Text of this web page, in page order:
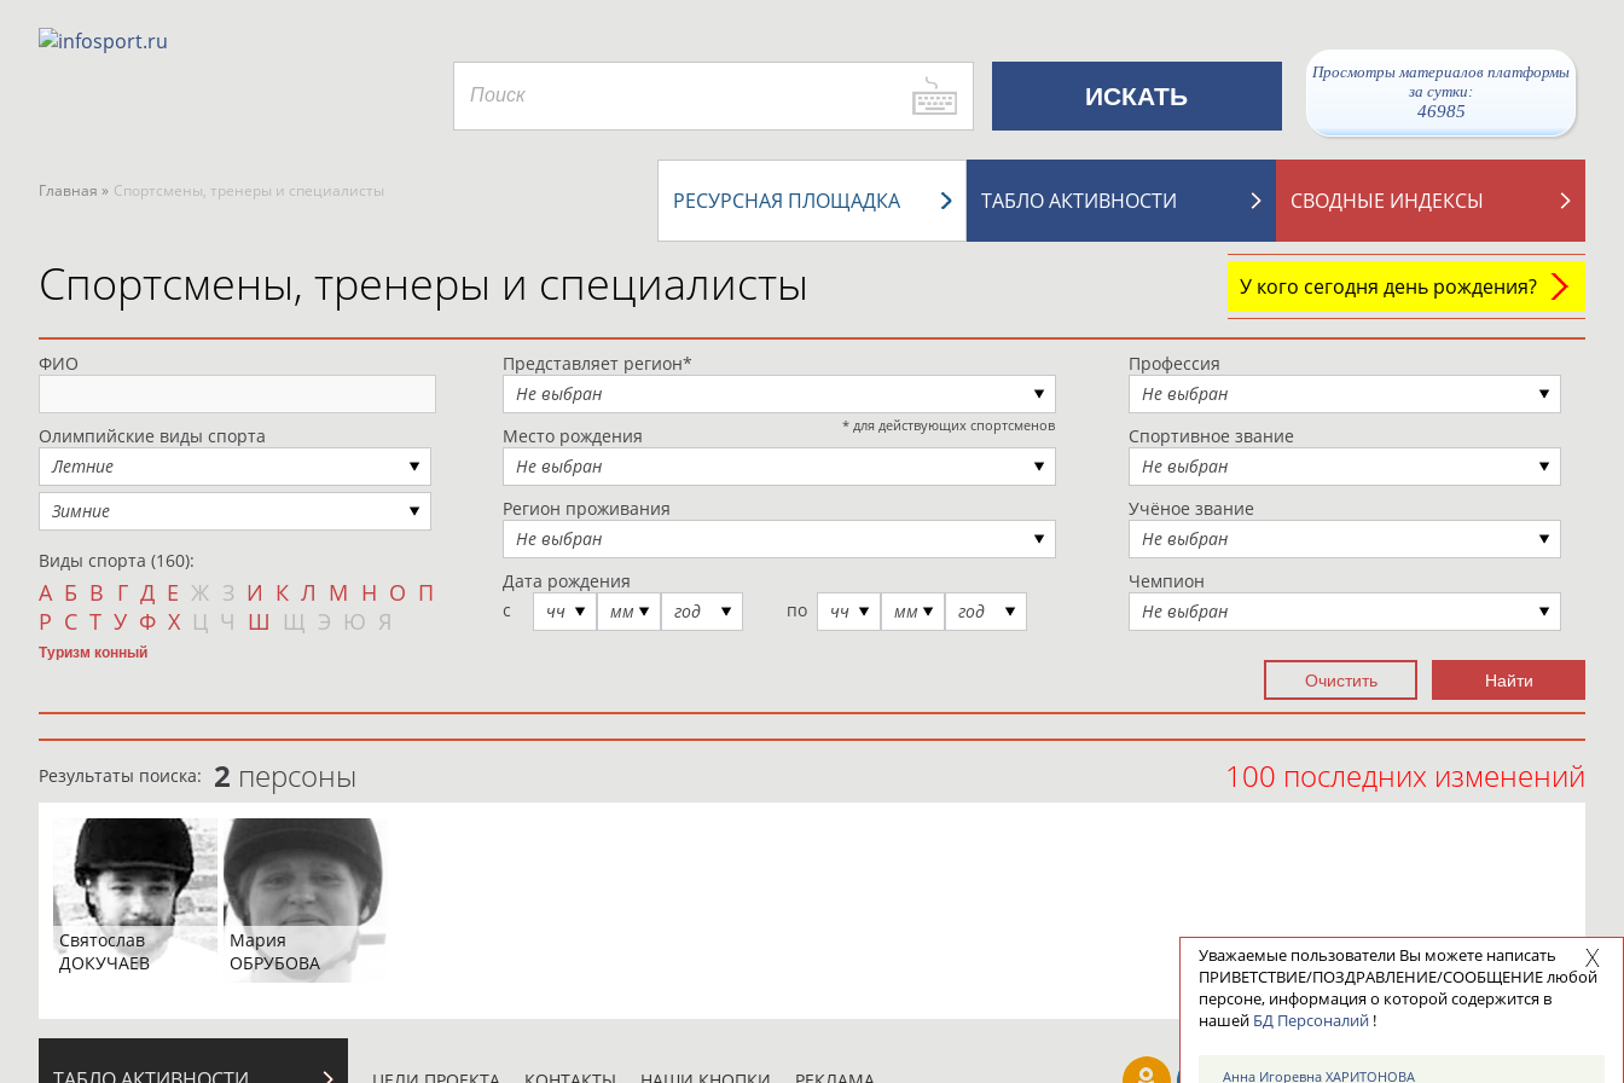
Просмотры материалов платформы
за сутки:
46985
Главная » Спортсмены, тренеры и специалисты СВОДНЫЕ ИНДЕКСЫ
ТАБЛО АКТИВНОСТИ
РЕСУРСНАЯ ПЛОЩАДКА
У кого сегодня день рождения?
Спортсмены, тренеры и специалисты
ФИО
Олимпийские виды спорта
Летние
Зимние
Виды спорта (160):
А Б В Г Д Е Ж З И К Л М Н О П
Р С Т У Ф Х Ц Ч Ш Щ Э Ю Я
Туризм конный
Представляет регион*
Не выбран
* для действующих спортсменов
Место рождения
Не выбран
Регион проживания
Не выбран
Дата рождения
с
чч мм год по чч мм год
Профессия
Не выбран
Спортивное звание
Не выбран
Учёное звание
Не выбран
Чемпион
Не выбран
Результаты поиска: 2 персоны 100 последних изменений
Святослав
ДОКУЧАЕВ
Мария
ОБРУБОВА
Уважаемые пользователи Вы можете написать
ПРИВЕТСТВИЕ/ПОЗДРАВЛЕНИЕ/СООБЩЕНИЕ любой
персоне, информация о которой содержится в
нашей БД Персоналий !
Анна Игоревна ХАРИТОНОВА